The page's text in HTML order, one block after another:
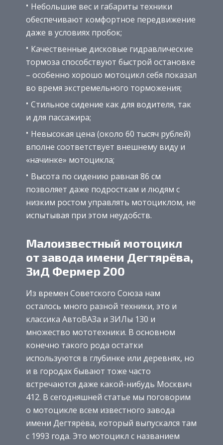
Небольшие вес и габариты техники
обеспечивают комфортное передвижение
даже в условиях пробок;
Качественные дисковые гидравлические
тормоза способствуют быстрой остановке
– особенно хорошо мотоцикл себя показал
во время экстремельного торможения;
Стильное сидение как для водителя, так
и для пассажира;
Невысокая цена (около 60 тысяч рублей)
вполне соответствует внешнему виду и
«начинке» мотоцикла;
Высота по сидению равная 86 см
позволяет даже подросткам и людям с
низким ростом управлять мотоциклом, не
испытывая при этом неудобств.
Малоизвестный мотоцикл
от завода имени Дегтярёва,
ЗиД Фермер 200
Из времен Советского Союза нам
осталось много разной техники, это и
классика АвтоВАЗа и ЗИЛы 130 и
множество мототехники. В основном
конечно такого рода остатки
используются в глубинке или деревнях, но
и в городах бывают тоже часто
встречаются даже какой-нибудь Москвич
412. В сегодняшней статье мы поговорим
о мотоцикле всем известного завода
имени Дегтярёва, который выпускался там
с 1993 года. Это мотоцикл с названием